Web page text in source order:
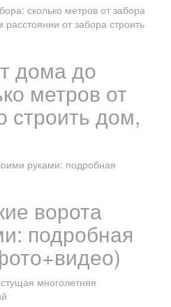
дома до
метров от
строить дом,
ворота
подробная